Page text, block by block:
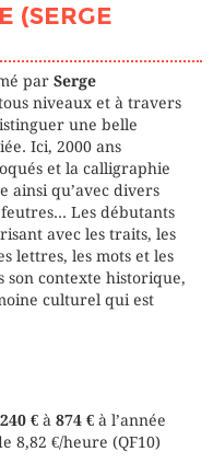
(SERGE
par Serge
niveaux et à travers
une belle
Ici, 2000 ans
et la calligraphie
ainsi qu’avec divers
Les débutants
avec les traits, les
lettres, les mots et les
son contexte historique,
culturel qui est
240 € à 874 € à l’année
8,82 €/heure (QF10)